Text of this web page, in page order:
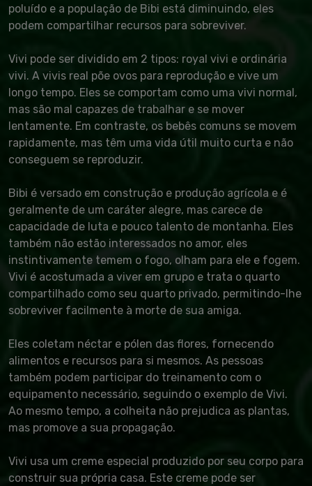
poluído e a população de Bibi está diminuindo, eles
podem compartilhar recursos para sobreviver.
Vivi pode ser dividido em 2 tipos: royal vivi e ordinária
vivi. A vivis real põe ovos para reprodução e vive um
longo tempo. Eles se comportam como uma vivi normal,
mas são mal capazes de trabalhar e se mover
lentamente. Em contraste, os bebês comuns se movem
rapidamente, mas têm uma vida útil muito curta e não
conseguem se reproduzir.
Bibi é versado em construção e produção agrícola e é
geralmente de um caráter alegre, mas carece de
capacidade de luta e pouco talento de montanha. Eles
também não estão interessados no amor, eles
instintivamente temem o fogo, olham para ele e fogem.
Vivi é acostumada a viver em grupo e trata o quarto
compartilhado como seu quarto privado, permitindo-lhe
sobreviver facilmente à morte de sua amiga.
Eles coletam néctar e pólen das flores, fornecendo
alimentos e recursos para si mesmos. As pessoas
também podem participar do treinamento com o
equipamento necessário, seguindo o exemplo de Vivi.
Ao mesmo tempo, a colheita não prejudica as plantas,
mas promove a sua propagação.
Vivi usa um creme especial produzido por seu corpo para
construir sua própria casa. Este creme pode ser